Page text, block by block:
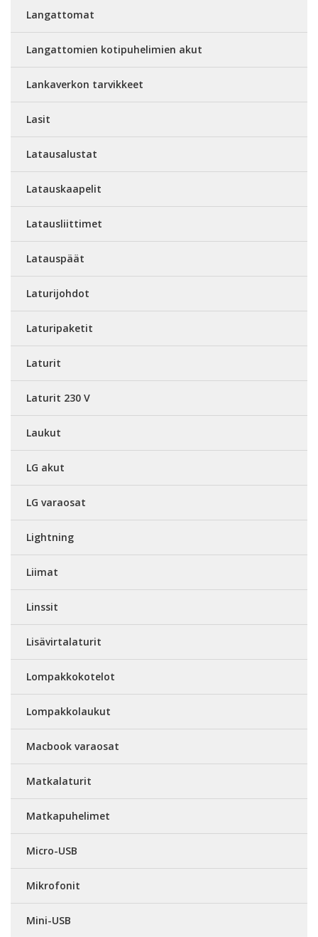
Langattomat
Langattomien kotipuhelimien akut
Lankaverkon tarvikkeet
Lasit
Latausalustat
Latauskaapelit
Latausliittimet
Latauspäät
Laturijohdot
Laturipaketit
Laturit
Laturit 230 V
Laukut
LG akut
LG varaosat
Lightning
Liimat
Linssit
Lisävirtalaturit
Lompakkokotelot
Lompakkolaukut
Macbook varaosat
Matkalaturit
Matkapuhelimet
Micro-USB
Mikrofonit
Mini-USB